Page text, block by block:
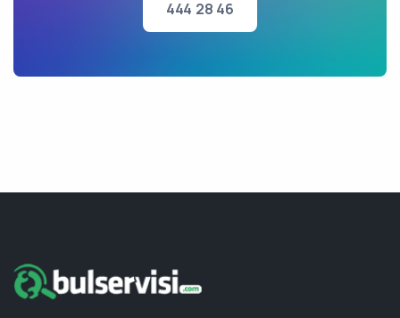
444 28 46